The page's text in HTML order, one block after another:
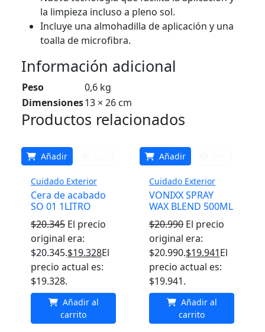
la limpieza incluso a pleno sol.
Incluye una almohadilla de aplicación y una
toalla de microfibra.
Información adicional
Peso
0,6 kg
Dimensiones13 × 26 cm
Productos relacionados
Añadir
Cuidado Exterior
Cera de acabado
SO 01 1LITRO
$20.345 El precio
original era:
$20.345.$19.328El
precio actual es:
$19.328.
Añadir al
carrito
Añadir
Cuidado Exterior
VONIXX SPRAY
WAX BLEND 500ML
$20.990 El precio
original era:
$20.990.$19.941El
precio actual es:
$19.941.
Añadir al
carrito